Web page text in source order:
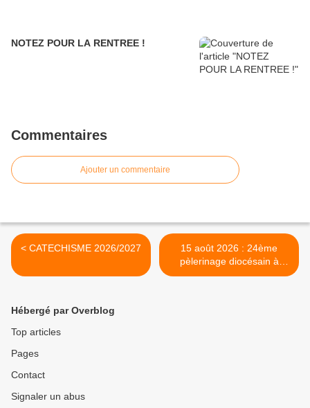
NOTEZ POUR LA RENTREE !
Commentaires
Ajouter un commentaire
< CATECHISME 2026/2027
15 août 2026 : 24ème
pèlerinage diocésain à
Notre Dame de la Mer
Hébergé par Overblog
Top articles
Pages
Contact
Signaler un abus